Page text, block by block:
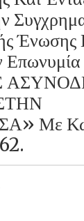
Ένωσης
Με